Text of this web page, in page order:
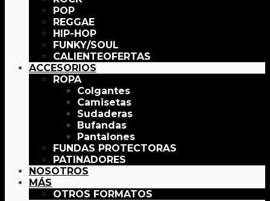
POP
REGGAE
HIP-HOP
FUNKY/SOUL
OFERTAS
ACCESORIOS
ROPA
Colgantes
Camisetas
Sudaderas
Bufandas
Pantalones
FUNDAS PROTECTORAS
PATINADORES
NOSOTROS
MÁS
OTROS FORMATOS